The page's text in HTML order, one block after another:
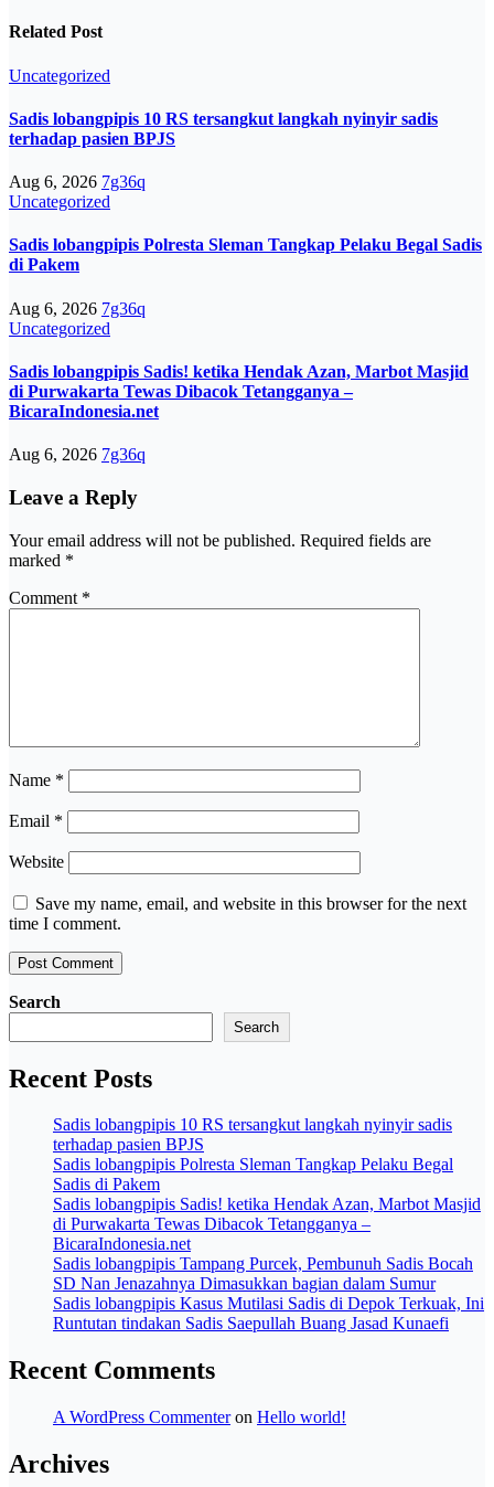
Related Post
Uncategorized
Sadis lobangpipis 10 RS tersangkut langkah nyinyir sadis
terhadap pasien BPJS
Aug 6, 2026 7g36q
Uncategorized
Sadis lobangpipis Polresta Sleman Tangkap Pelaku Begal Sadis
di Pakem
Aug 6, 2026 7g36q
Uncategorized
Sadis lobangpipis Sadis! ketika Hendak Azan, Marbot Masjid
di Purwakarta Tewas Dibacok Tetangganya –
BicaraIndonesia.net
Aug 6, 2026 7g36q
Leave a Reply
Your email address will not be published. Required fields are
marked *
Comment *
Name *
Email *
Website
Save my name, email, and website in this browser for the next
time I comment.
Search
Search
Recent Posts
Sadis lobangpipis 10 RS tersangkut langkah nyinyir sadis
terhadap pasien BPJS
Sadis lobangpipis Polresta Sleman Tangkap Pelaku Begal
Sadis di Pakem
Sadis lobangpipis Sadis! ketika Hendak Azan, Marbot Masjid
di Purwakarta Tewas Dibacok Tetangganya –
BicaraIndonesia.net
Sadis lobangpipis Tampang Purcek, Pembunuh Sadis Bocah
SD Nan Jenazahnya Dimasukkan bagian dalam Sumur
Sadis lobangpipis Kasus Mutilasi Sadis di Depok Terkuak, Ini
Runtutan tindakan Sadis Saepullah Buang Jasad Kunaefi
Recent Comments
A WordPress Commenteron Hello world!
Archives